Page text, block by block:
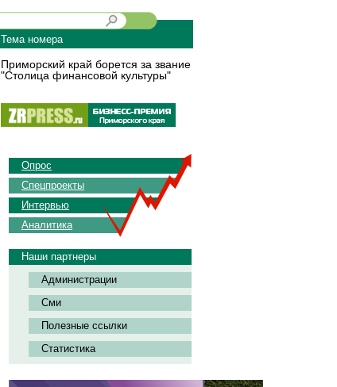
Тема номера
Приморский край борется за звание
"Столица финансовой культуры"
Опрос
Спецпроекты
Интервью
Аналитика
Наши партнеры
Администрации
Сми
Полезные ссылки
Статистика